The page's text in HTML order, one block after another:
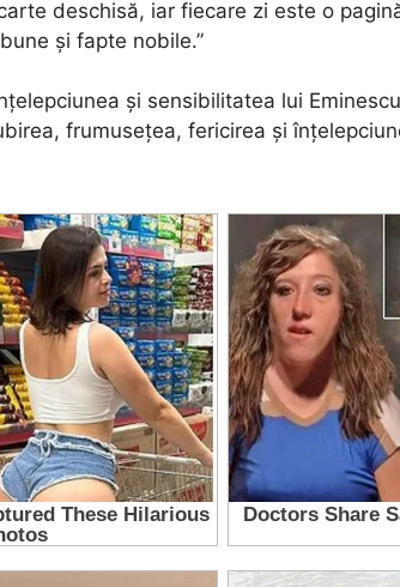
deschisă, iar fiecare zi este o
și fapte nobile.”
și sensibilitatea lui
frumusețea, fericirea și